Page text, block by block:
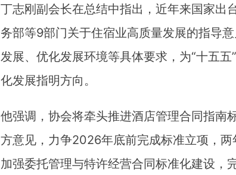
丁志刚副会长在总结中指出，近年来国家出
务部等9部门关于住宿业高质量发展的指导
发展、优化发展环境等具体要求，为“十五
化发展指明方向。
他强调，协会将牵头推进酒店管理合同指南
方意见，力争2026年底前完成标准立项，两
加强委托管理与特许经营合同标准化建设，